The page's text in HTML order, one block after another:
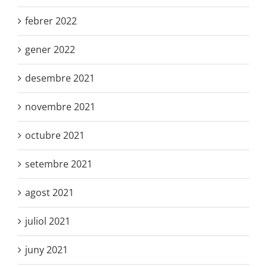
febrer 2022
gener 2022
desembre 2021
novembre 2021
octubre 2021
setembre 2021
agost 2021
juliol 2021
juny 2021